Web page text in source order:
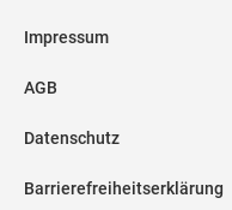
Impressum
AGB
Datenschutz
Barrierefreiheitserklärung